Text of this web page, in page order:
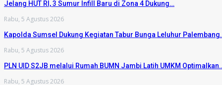
Jelang HUT RI, 3 Sumur Infill Baru di Zona 4 Dukung…
Rabu, 5 Agustus 2026
Kapolda Sumsel Dukung Kegiatan Tabur Bunga Leluhur
Rabu, 5 Agustus 2026
PLN UID S2JB melalui Rumah BUMN Jambi Latih UMKM
Rabu, 5 Agustus 2026